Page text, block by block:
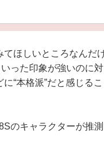
ほしいところなんだ
った印象が強いのに
“本格派”だと感じる
のキャラクターが推